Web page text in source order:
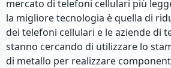
mercato di telefoni cellulari più
la migliore tecnologia è quella di
dei telefoni cellulari e le aziende di
stanno cercando di utilizzare lo
di metallo per realizzare